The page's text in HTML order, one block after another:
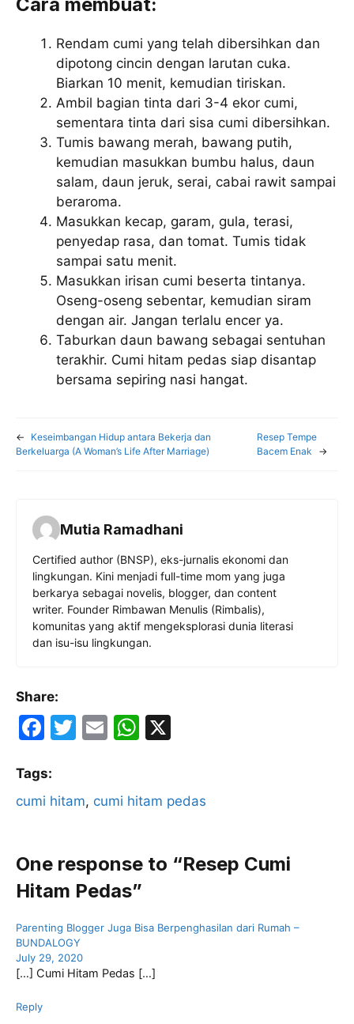
Cara membuat:
Rendam cumi yang telah dibersihkan dan
dipotong cincin dengan larutan cuka.
Biarkan 10 menit, kemudian tiriskan.
Ambil bagian tinta dari 3-4 ekor cumi,
sementara tinta dari sisa cumi dibersihkan.
Tumis bawang merah, bawang putih,
kemudian masukkan bumbu halus, daun
salam, daun jeruk, serai, cabai rawit sampai
beraroma.
Masukkan kecap, garam, gula, terasi,
penyedap rasa, dan tomat. Tumis tidak
sampai satu menit.
Masukkan irisan cumi beserta tintanya.
Oseng-oseng sebentar, kemudian siram
dengan air. Jangan terlalu encer ya.
Taburkan daun bawang sebagai sentuhan
terakhir. Cumi hitam pedas siap disantap
bersama sepiring nasi hangat.
←
Keseimbangan Hidup antara Bekerja dan
Berkeluarga (A Woman’s Life After Marriage)
Resep Tempe
Bacem Enak
→
Mutia Ramadhani
Certified author (BNSP), eks-jurnalis ekonomi dan
lingkungan. Kini menjadi full-time mom yang juga
berkarya sebagai novelis, blogger, dan content
writer. Founder Rimbawan Menulis (Rimbalis),
komunitas yang aktif mengeksplorasi dunia literasi
dan isu-isu lingkungan.
Share:
F
c
e
o
o
k
T
er
E
l
W
s
p
p
Tags:
cumi hitam, cumi hitam pedas
One response to “Resep Cumi
Hitam Pedas”
Parenting Blogger Juga Bisa Berpenghasilan dari Rumah –
BUNDALOGY
July 29, 2020
[…] Cumi Hitam Pedas […]
Reply